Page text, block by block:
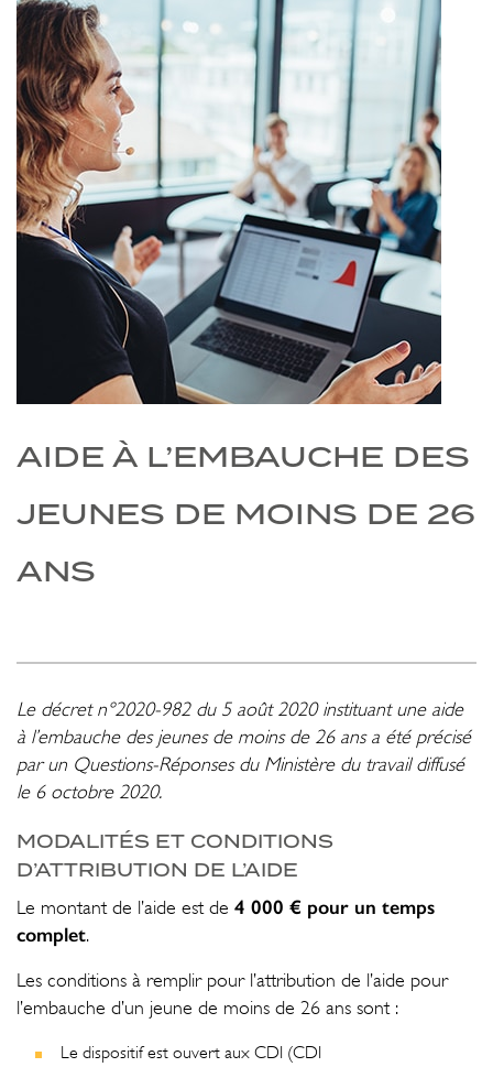
AIDE À L’EMBAUCHE DES
JEUNES DE MOINS DE 26
ANS
Le décret n°2020-982 du 5 août 2020 instituant une aide
à l’embauche des jeunes de moins de 26 ans a été précisé
par un Questions-Réponses du Ministère du travail diffusé
le 6 octobre 2020.
MODALITÉS ET CONDITIONS
D’ATTRIBUTION DE L’AIDE
Le montant de l’aide est de 4 000 € pour un temps
complet.
Les conditions à remplir pour l’attribution de l’aide pour
l’embauche d’un jeune de moins de 26 ans sont :
Le dispositif est ouvert aux CDI (CDI